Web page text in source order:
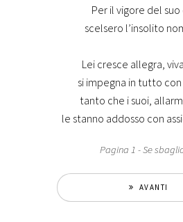
Per il vigore del
scelsero l’insolito
Lei cresce allegra,
si impegna in tutto
tanto che i suoi,
le stanno addosso con
Pagina 1 - Se
AVANTI